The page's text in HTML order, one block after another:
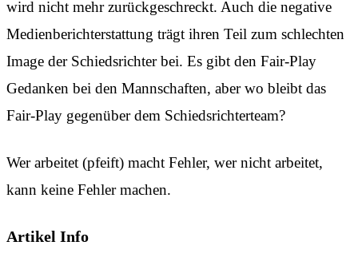
wird nicht mehr zurückgeschreckt. Auch die negative
Medienberichterstattung trägt ihren Teil zum schlechten
Image der Schiedsrichter bei. Es gibt den Fair-Play
Gedanken bei den Mannschaften, aber wo bleibt das
Fair-Play gegenüber dem Schiedsrichterteam?
Wer arbeitet (pfeift) macht Fehler, wer nicht arbeitet,
kann keine Fehler machen.
Artikel Info